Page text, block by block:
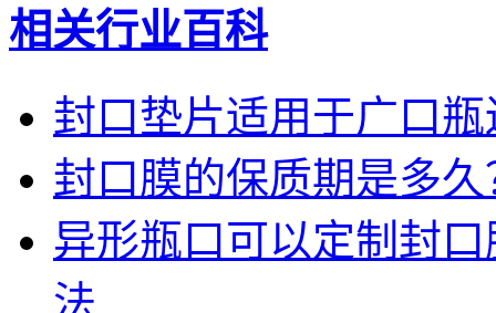
相关行业百科
封口垫片适用于广口
封口膜的保质期是多
异形瓶口可以定制封
法